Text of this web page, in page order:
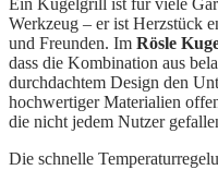
Werkzeug – er ist Herzstück
und Freunden. Im Rösle
dass die Kombination aus
durchdachtem Design den
hochwertiger Materialien
die nicht jedem Nutzer
Die schnelle